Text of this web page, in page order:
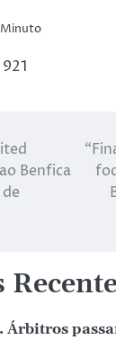
921
Benfica
Árbitros